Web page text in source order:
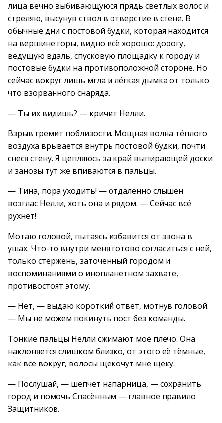
лица вечно выбивающуюся прядь светлых волос и
стреляю, высунув ствол в отверстие в стене. В
обычные дни с постовой будки, которая находится
на вершине горы, видно всё хорошо: дорогу,
ведущую вдаль, спусковую площадку к городу и
постовые будки на противоположной стороне. Но
сейчас вокруг лишь мгла и лёгкая дымка от только
что взорванного снаряда.
— Ты их видишь? — кричит Нелли.
Взрыв гремит поблизости. Мощная волна тёплого
воздуха врывается внутрь постовой будки, почти
снеся стену. Я цепляюсь за край выпирающей доски
и занозы тут же впиваются в пальцы.
— Тина, пора уходить! — отдалённо слышен
возглас Нелли, хоть она и рядом. — Сейчас всё
рухнет!
Мотаю головой, пытаясь избавится от звона в
ушах. Что-то внутри меня готово согласиться с ней,
только стержень, заточенный городом и
воспоминаниями о инопланетном захвате,
противостоят этому.
— Нет, — выдаю короткий ответ, мотнув головой.
— Мы не можем покинуть пост без команды.
Тонкие пальцы Нелли сжимают моё плечо. Она
наклоняется слишком близко, от этого её тёмные,
как всё вокруг, волосы щекочут мне щёку.
— Послушай, — шепчет напарница, — сохранить
город и помочь Спасённым — главное правило
Защитников.